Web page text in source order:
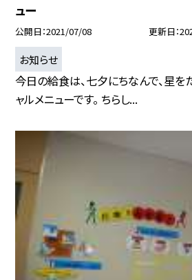
ュー
公開日 2021/07/08 更新日
お知らせ
今日の給食は、七夕にちなんで、星を
ャルメニューです。 ちらし...